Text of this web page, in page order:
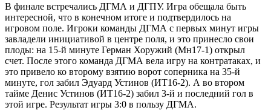
В финале встречались ДГМА и ДГПУ. Игра обещала быть
интересной, что в конечном итоге и подтвердилось на
игровом поле. Игроки команды ДГМА с первых минут игры
завладели инициативой в центре поля, и это принесло свои
плоды: на 15-й минуте Герман Хоружий (Мн17-1) открыл
счет. После этого команда ДГМА вела игру на контратаках, и
это привело ко второму взятию ворот соперника на 35-й
минуте, гол забил Эдуард Устинов (ИТ16-2). А во втором
тайме Денис Устинов (ИТ16-2) забил 3-й и последний гол в
этой игре. Результат игры 3:0 в пользу ДГМА.